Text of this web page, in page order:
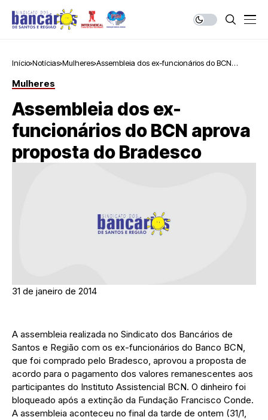
Início Notícias Mulheres Assembleia dos ex-funcionários do BCN
Mulheres
Assembleia dos ex-
funcionários do BCN aprova
proposta do Bradesco
31 de janeiro de 2014
A assembleia realizada no Sindicato dos Bancários de
Santos e Região com os ex-funcionários do Banco BCN,
que foi comprado pelo Bradesco, aprovou a proposta de
acordo para o pagamento dos valores remanescentes aos
participantes do Instituto Assistencial BCN. O dinheiro foi
bloqueado após a extinção da Fundação Francisco Conde.
A assembleia aconteceu no final da tarde de ontem (31/1,